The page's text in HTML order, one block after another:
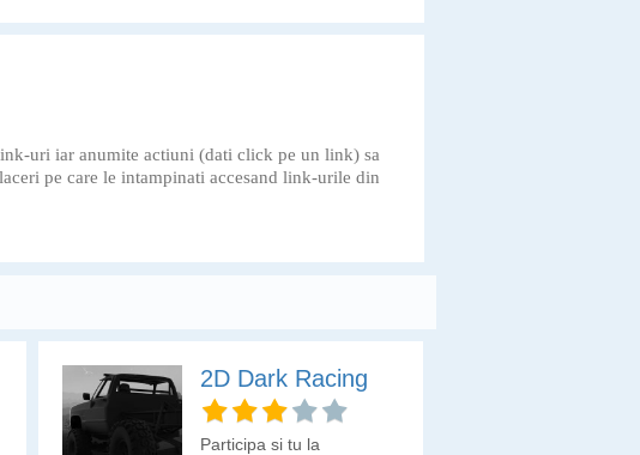
uri iar anumite actiuni (dati click pe un link) sa
pe care le intampinati accesand link-urile din
2D Dark Racing
Participa si tu la